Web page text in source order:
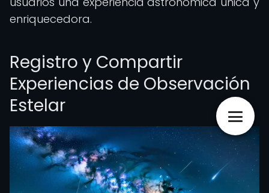
enriquecedora.
Registro y Compartir
Experiencias de Observación
Estelar